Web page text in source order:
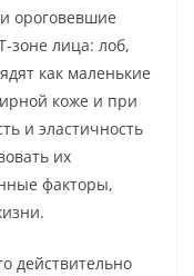
ороговевшие
зоне лица: лоб,
как маленькие
коже и при
и эластичность
их
факторы,
действительно